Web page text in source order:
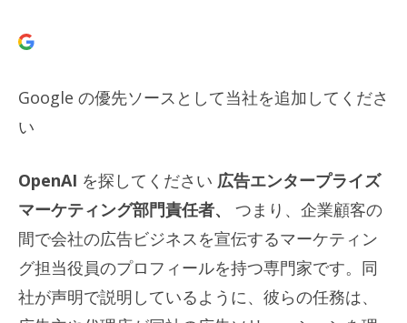
Google の優先ソースとして当社を追加してくださ
い
OpenAI を探してください 広告エンタープライズ
マーケティング部門責任者、
つまり、企業顧客の
間で会社の広告ビジネスを宣伝するマーケティン
グ担当役員のプロフィールを持つ専門家です。同
社が声明で説明しているように、彼らの任務は、